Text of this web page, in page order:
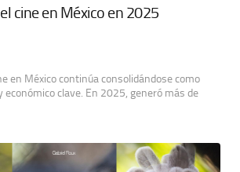
cine en México en 2025
en México continúa consolidándose como
económico clave. En 2025, generó más de